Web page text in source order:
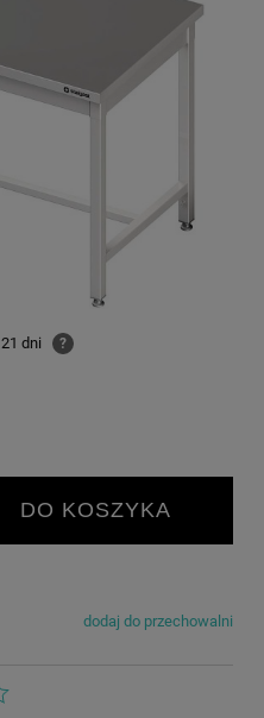
21 dni ?
DO KOSZYKA
dodaj do przechowalni